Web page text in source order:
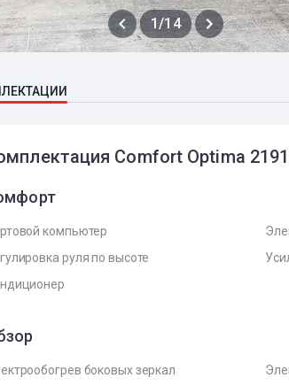
1/14
Comfort Optima
компьютер
руля по высоте
боковых зеркал